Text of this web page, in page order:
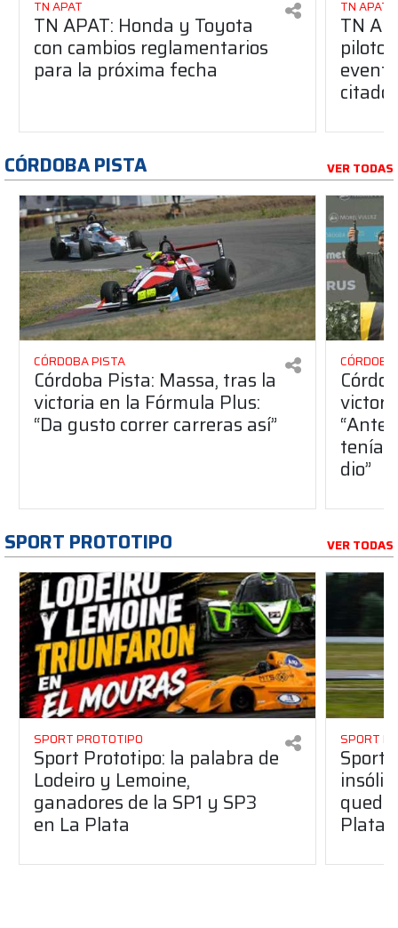
TN APAT
TN APAT: Honda y Toyota
con cambios reglamentarios
para la próxima fecha
TN APAT
TN
piloto
citado
CÓRDOBA PISTA VER TODAS
CÓRDOBA PISTA
Córdoba Pista: Massa, tras la
victoria en la Fórmula Plus:
“Da gusto correr carreras así”
dio”
SPORT PROTOTIPO VER TODAS
SPORT PROTOTIPO
Sport Prototipo: la palabra de
Lodeiro y Lemoine,
ganadores de la SP1 y SP3
en La Plata
SPORT
Sport
Plata